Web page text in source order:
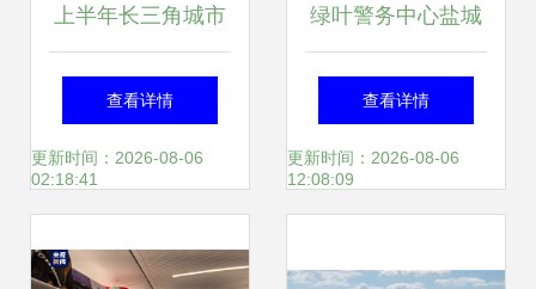
上半年长三角城市
竞合 盐城GDP赶超
扬州，宁波紧追南
查看详情
更新时间：2026-08-06
02:18:41
绿叶警务中心盐城
店启幕，全国推广
服务迈入新阶段
查看详情
更新时间：2026-08-06
12:08:09